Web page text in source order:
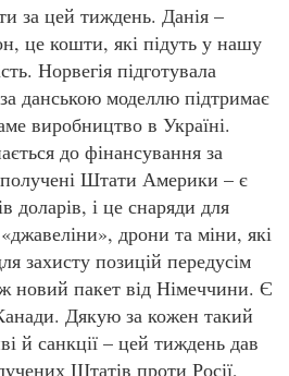
за цей тиждень. Данія –
це кошти, які підуть у нашу
Норвегія підготувала
данською моделлю підтримає
виробництво в Україні.
до фінансування за
Штати Америки – є
доларів, і це снаряди для
дрони та міни, які
захисту позицій передусім
новий пакет від Німеччини. Є
Дякую за кожен такий
й санкції – цей тиждень дав
Штатів проти Росії,